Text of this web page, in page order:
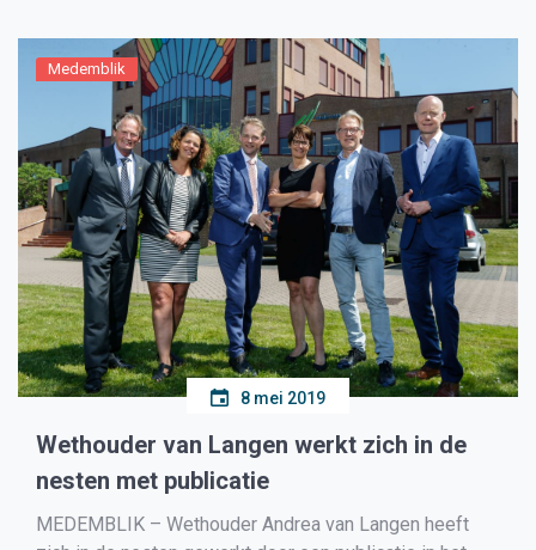
Medemblik
8 mei 2019
Wethouder van Langen werkt zich in de
nesten met publicatie
MEDEMBLIK – Wethouder Andrea van Langen heeft